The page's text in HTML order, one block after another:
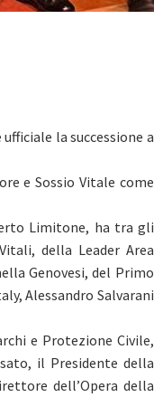
la successione a
e Sossio Vitale come
Limitone, ha tra gli
della Leader Area
Genovesi, del Primo
Alessandro Salvarani
e Protezione Civile,
il Presidente della
dell’Opera della